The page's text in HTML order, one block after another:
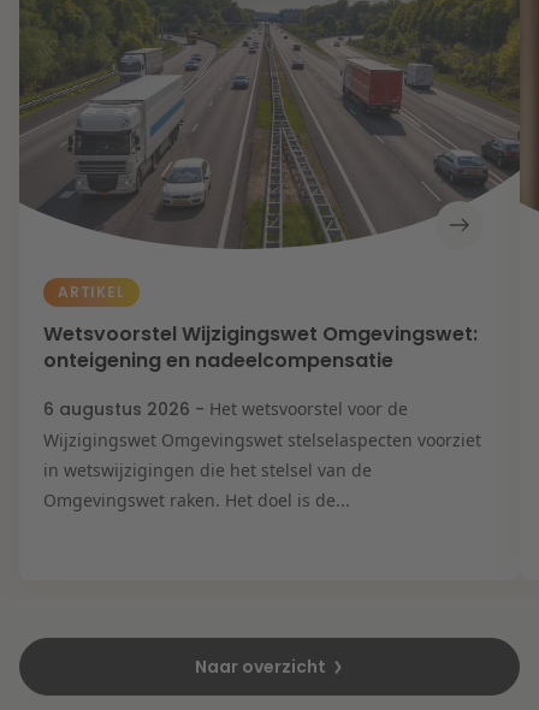
ARTIKEL
Wetsvoorstel Wijzigingswet Omgevingswet:
onteigening en nadeelcompensatie
6 augustus 2026 - Het wetsvoorstel voor de
Wijzigingswet Omgevingswet stelselaspecten voorziet
in wetswijzigingen die het stelsel van de
Omgevingswet raken. Het doel is de...
Naar overzicht